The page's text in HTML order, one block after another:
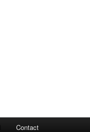
Contact